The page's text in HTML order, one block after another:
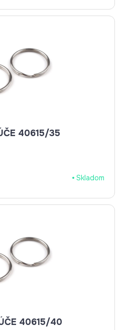
KRÚŽOK 35 NA KĽÚČE 40615/35
Skladom
KRÚŽOK 40 NA KĽÚČE 40615/40